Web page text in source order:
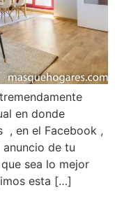
en donde
, en el Facebook ,
de tu
sea lo mejor
esta […]